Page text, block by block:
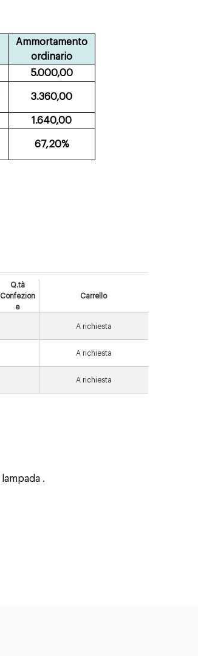
Ammortamento
ordinario
5.000,00
3.360,00
1.640,00
67,20%
Q.tà
Confezion
e
Carrello
A richiesta
A richiesta
A richiesta
lampada .